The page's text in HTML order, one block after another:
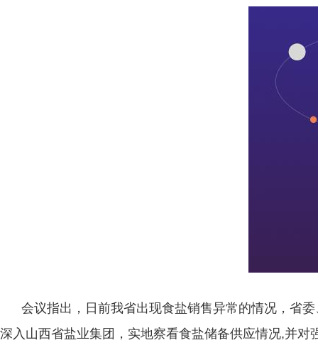
会议指出，日前我省出现食盐销售异常的情况，省委
深入山西省盐业集团，实地察看食盐储备供应情况,并